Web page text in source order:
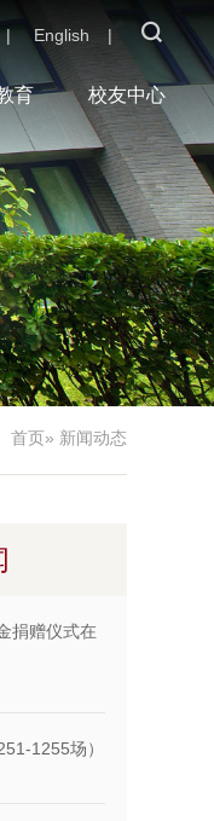
| English |
育 校友中心
首页» 新闻动态
捐赠仪式在
1255场）